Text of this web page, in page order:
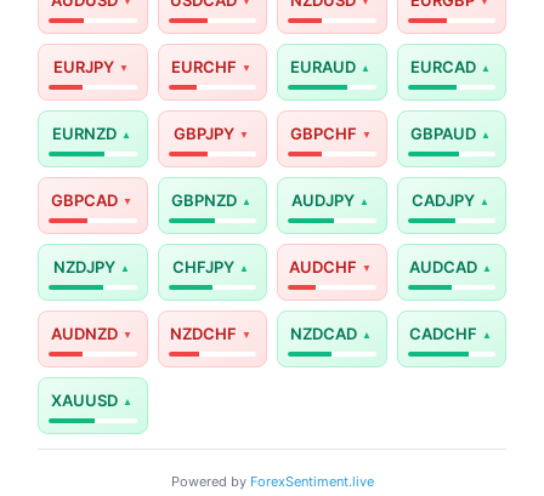
EURJPY EURCHF EURAUD EURCAD
EURNZD GBPJPY GBPCHF GBPAUD
GBPCAD GBPNZD AUDJPY CADJPY
NZDJPY CHFJPY AUDCHF AUDCAD
AUDNZD NZDCHF NZDCAD CADCHF
XAUUSD
Powered by ForexSentiment.live